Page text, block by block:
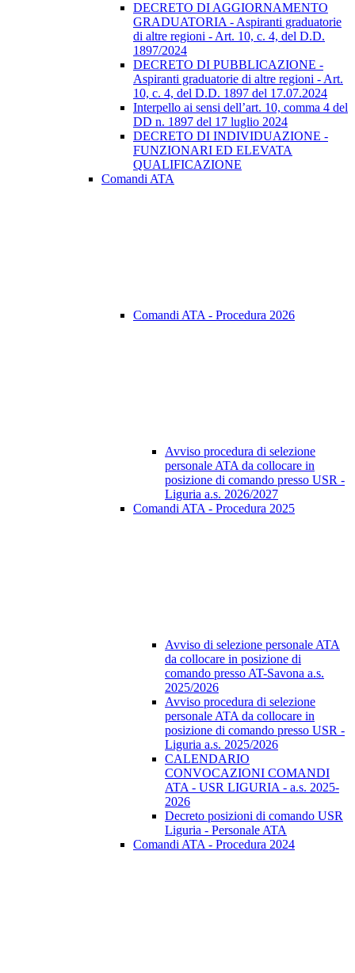
DECRETO DI AGGIORNAMENTO
GRADUATORIA - Aspiranti graduatorie
di altre regioni - Art. 10, c. 4, del D.D.
1897/2024
DECRETO DI PUBBLICAZIONE -
Aspiranti graduatorie di altre regioni - Art.
10, c. 4, del D.D. 1897 del 17.07.2024
Interpello ai sensi dell’art. 10, comma 4 del
DD n. 1897 del 17 luglio 2024
DECRETO DI INDIVIDUAZIONE -
FUNZIONARI ED ELEVATA
QUALIFICAZIONE
Comandi ATA
Comandi ATA - Procedura 2026
Avviso procedura di selezione
personale ATA da collocare in
posizione di comando presso USR -
Liguria a.s. 2026/2027
Comandi ATA - Procedura 2025
Avviso di selezione personale ATA
da collocare in posizione di
comando presso AT-Savona a.s.
2025/2026
Avviso procedura di selezione
personale ATA da collocare in
posizione di comando presso USR -
Liguria a.s. 2025/2026
CALENDARIO
CONVOCAZIONI COMANDI
ATA - USR LIGURIA - a.s. 2025-
2026
Decreto posizioni di comando USR
Liguria - Personale ATA
Comandi ATA - Procedura 2024